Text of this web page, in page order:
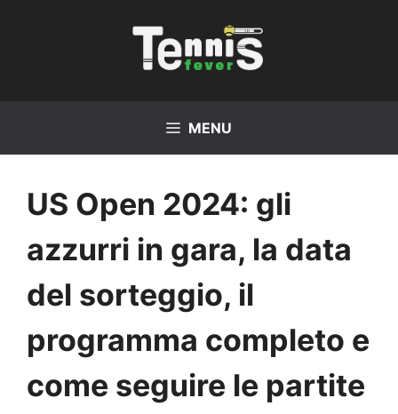
MENU
US Open 2024: gli
azzurri in gara, la data
del sorteggio, il
programma completo e
come seguire le partite